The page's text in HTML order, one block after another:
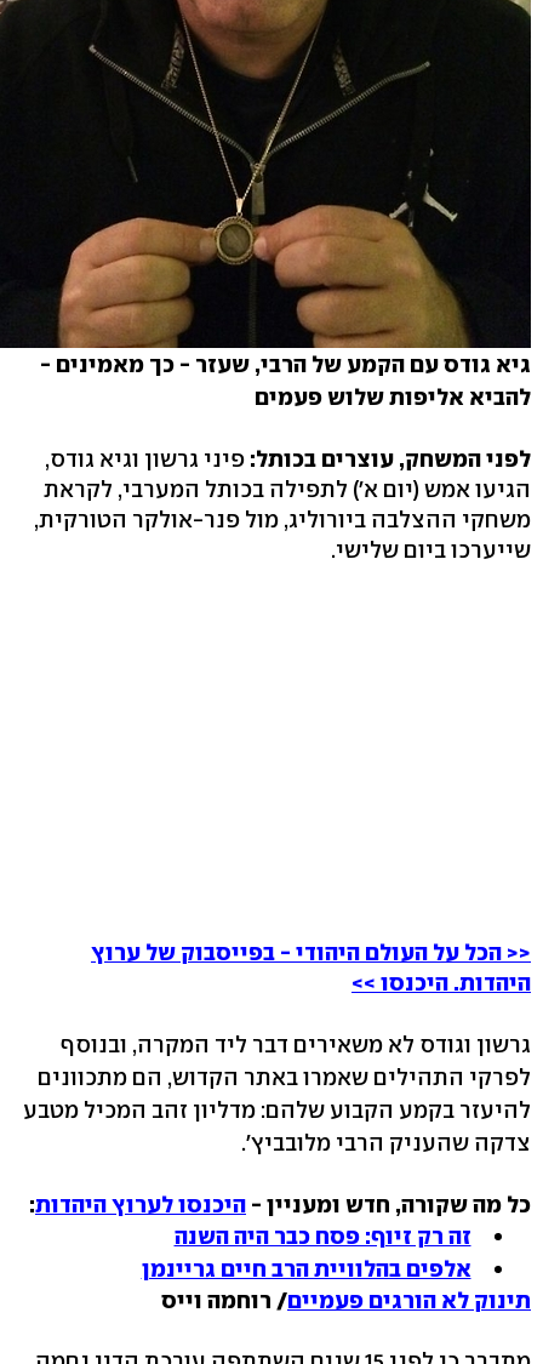
גיא גודס עם הקמע של הרבי, שעזר - כך מאמינים -
להביא אליפות שלוש פעמים
לפני המשחק, עוצרים בכותל: פיני גרשון וגיא גודס,
הגיעו אמש (יום א') לתפילה בכותל המערבי, לקראת
משחקי ההצלבה ביורוליג, מול פנר-אולקר הטורקית,
שייערכו ביום שלישי.
<< הכל על העולם היהודי - בפייסבוק של ערוץ
היהדות. היכנסו >>
גרשון וגודס לא משאירים דבר ליד המקרה, ובנוסף
לפרקי התהילים שאמרו באתר הקדוש, הם מתכוונים
להיעזר בקמע הקבוע שלהם: מדליון זהב המכיל מטבע
צדקה שהעניק הרבי מלובביץ'.
כל מה שקורה, חדש ומעניין - היכנסו לערוץ היהדות:
זה רק זיוף: פסח כבר היה השנה
אלפים בהלוויית הרב חיים גריינמן
תינוק לא הורגים פעמיים/ רוחמה וייס